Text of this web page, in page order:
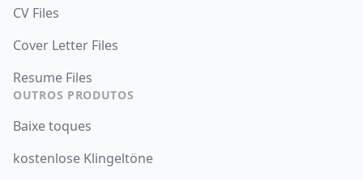
CV Files
Cover Letter Files
Resume Files
OUTROS PRODUTOS
Baixe toques
kostenlose Klingeltöne